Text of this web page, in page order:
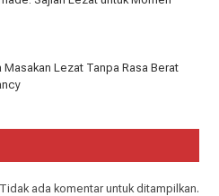
Masakan Lezat Tanpa Rasa Berat
Tidak ada komentar untuk ditampilkan.